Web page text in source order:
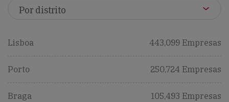
Lisboa 443,099 Empresas
Porto 250,724 Empresas
Braga 105,493 Empresas